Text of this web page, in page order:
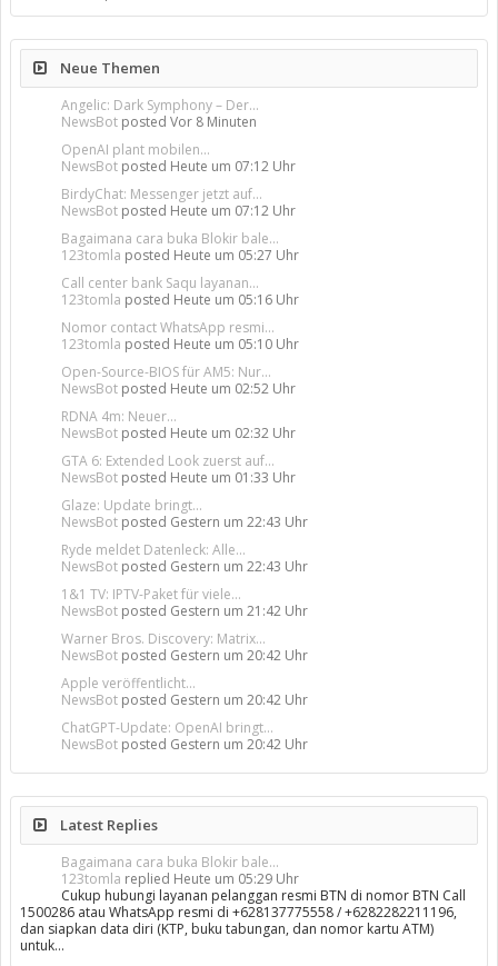
Neue Themen
Angelic: Dark Symphony – Der...
NewsBot posted Vor 8 Minuten
OpenAI plant mobilen...
NewsBot posted Heute um 07:12 Uhr
BirdyChat: Messenger jetzt auf...
NewsBot posted Heute um 07:12 Uhr
Bagaimana cara buka Blokir bale...
123tomla posted Heute um 05:27 Uhr
Call center bank Saqu layanan...
123tomla posted Heute um 05:16 Uhr
Nomor contact WhatsApp resmi...
123tomla posted Heute um 05:10 Uhr
Open-Source-BIOS für AM5: Nur...
NewsBot posted Heute um 02:52 Uhr
RDNA 4m: Neuer...
NewsBot posted Heute um 02:32 Uhr
GTA 6: Extended Look zuerst auf...
NewsBot posted Heute um 01:33 Uhr
Glaze: Update bringt...
NewsBot posted Gestern um 22:43 Uhr
Ryde meldet Datenleck: Alle...
NewsBot posted Gestern um 22:43 Uhr
1&1 TV: IPTV-Paket für viele...
NewsBot posted Gestern um 21:42 Uhr
Warner Bros. Discovery: Matrix...
NewsBot posted Gestern um 20:42 Uhr
Apple veröffentlicht...
NewsBot posted Gestern um 20:42 Uhr
ChatGPT-Update: OpenAI bringt...
NewsBot posted Gestern um 20:42 Uhr
Latest Replies
Bagaimana cara buka Blokir bale...
123tomla replied Heute um 05:29 Uhr
Cukup hubungi layanan pelanggan resmi BTN di nomor BTN Call
1500286 atau WhatsApp resmi di +628137775558 / +6282282211196,
dan siapkan data diri (KTP, buku tabungan, dan nomor kartu ATM)
untuk…